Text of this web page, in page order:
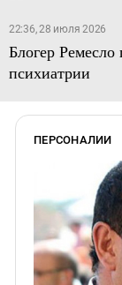
22:36, 28 июля 2026
Блогер
психиатрии
ПЕРСОНАЛИИ